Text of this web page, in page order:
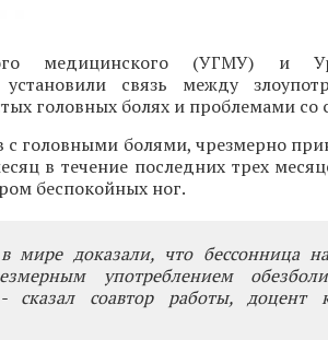
медицинского (УГМУ) и
связь между
головных болях и проблемами со
с головными болями, чрезмерно
в течение последних трех
беспокойных ног.
мире доказали, что бессонница
употреблением
сказал соавтор работы, доцент